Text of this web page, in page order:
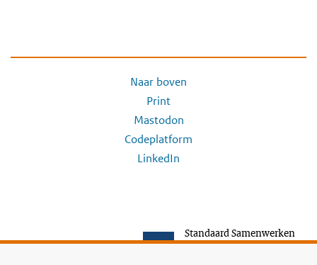
Naar boven
Print
Mastodon
Codeplatform
LinkedIn
Standaard Samenwerken